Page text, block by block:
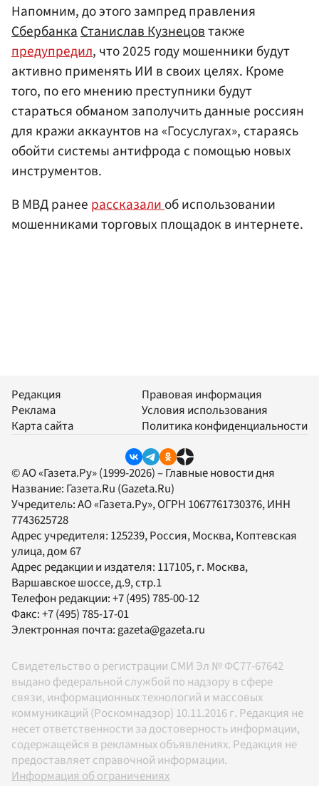
Напомним, до этого зампред правления
СбербанкаСтанислав Кузнецовтакже
предупредил, что 2025 году мошенники будут
активно применять ИИ в своих целях. Кроме
того, по его мнению преступники будут
стараться обманом заполучить данные россиян
для кражи аккаунтов на «Госуслугах», стараясь
обойти системы антифрода с помощью новых
инструментов.
В МВД ранее рассказалиоб использовании
мошенниками торговых площадок в интернете.
Редакция
Реклама
Карта сайта
Правовая информация
Условия использования
Политика конфиденциальности
© АО «Газета.Ру» (1999-2026) – Главные новости дня
Название: Газета.Ru (Gazeta.Ru)
Учредитель:АО «Газета.Ру», ОГРН 1067761730376, ИНН
7743625728
Адрес учредителя: 125239, Россия, Москва, Коптевская
улица, дом 67
Адрес редакции и издателя: 117105, г. Москва,
Варшавское шоссе, д.9, стр.1
Телефон редакции:+7 (495) 785-00-12
Факс:+7 (495) 785-17-01
Электронная почта:gazeta@gazeta.ru
Свидетельство о регистрации СМИ Эл № ФС77-67642
выдано федеральной службой по надзору в сфере
связи, информационных технологий и массовых
коммуникаций (Роскомнадзор) 10.11.2016 г. Редакция не
несет ответственности за достоверность информации,
содержащейся в рекламных объявлениях. Редакция не
предоставляет справочной информации.
Информация об ограничениях